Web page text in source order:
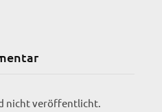
nicht veröffentlicht.